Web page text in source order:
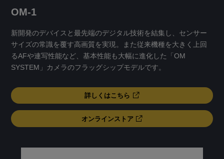
OM-1
新開発のデバイスと最先端のデジタル技術を結集し、センサー
サイズの常識を覆す高画質を実現。また従来機種を大きく上回
るAFや連写性能など、基本性能も大幅に進化した「OM
SYSTEM」カメラのフラッグシップモデルです。
詳しくはこちら
オンラインストア